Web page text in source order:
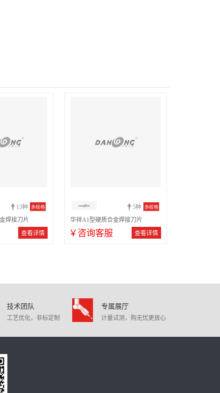
13种 多规格
焊接刀片
查看详情
5种 多规格
华祥A1型硬质合金焊接刀片
￥咨询客服 查看详情
技术团队
工艺优化，非标定制
专属展厅
计量试测，购无忧更放心